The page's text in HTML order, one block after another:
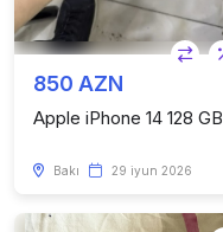
850 AZN
Apple iPhone 14 128 GB
Bakı 29 iyun 2026